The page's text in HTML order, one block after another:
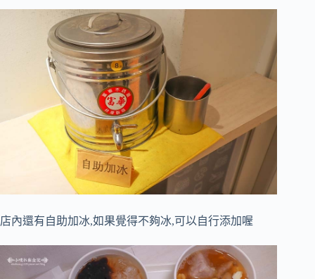
店內還有自助加冰,如果覺得不夠冰,可以自行添加喔